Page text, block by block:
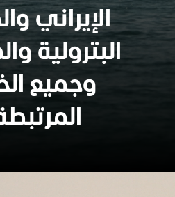
الإيراني
البترولية
وجميع